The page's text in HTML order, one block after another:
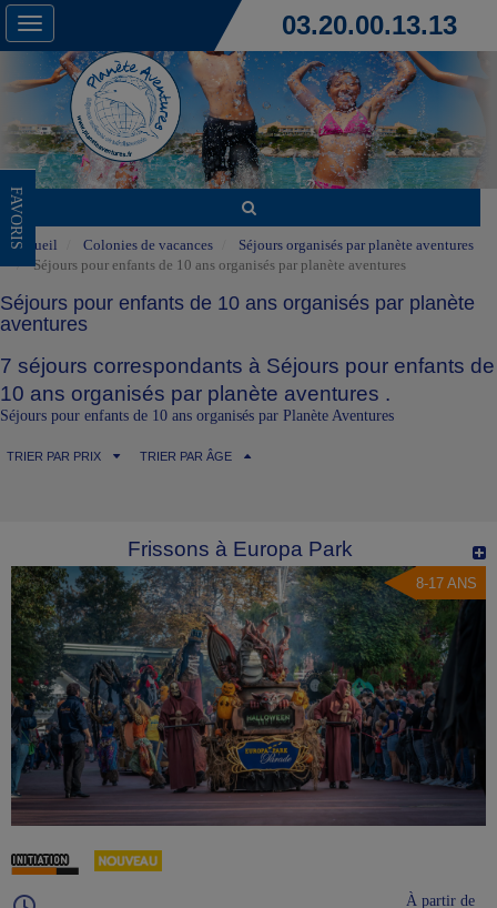
Toggle
navigation
03.20.00.13.13
FAVORIS
Accueil Colonies de vacances
Séjours organisés par planète aventures
Séjours pour enfants de 10 ans organisés par planète aventures
Séjours pour enfants de 10 ans organisés par planète
aventures
7 séjours correspondants à Séjours pour enfants de
10 ans organisés par planète aventures .
Séjours pour enfants de 10 ans organisés par Planète Aventures
TRIER PAR PRIX TRIER PAR ÂGE
Frissons à Europa Park
8-17 ANS
À partir de